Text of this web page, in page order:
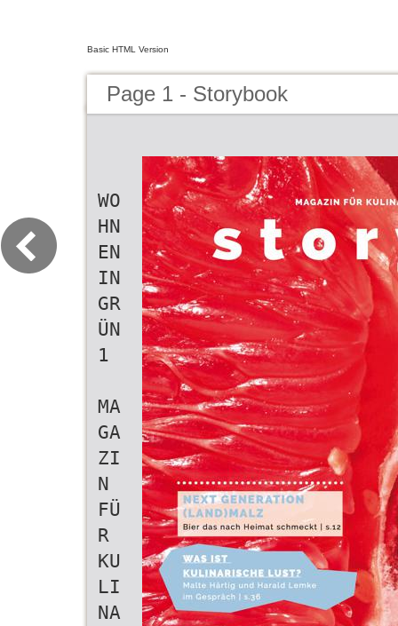
Basic HTML Version
Page 1 - Storybook
WO
HN
EN
IN
GR
ÜN
1
MA
GA
ZI
N
FÜ
R
KU
LI
NA